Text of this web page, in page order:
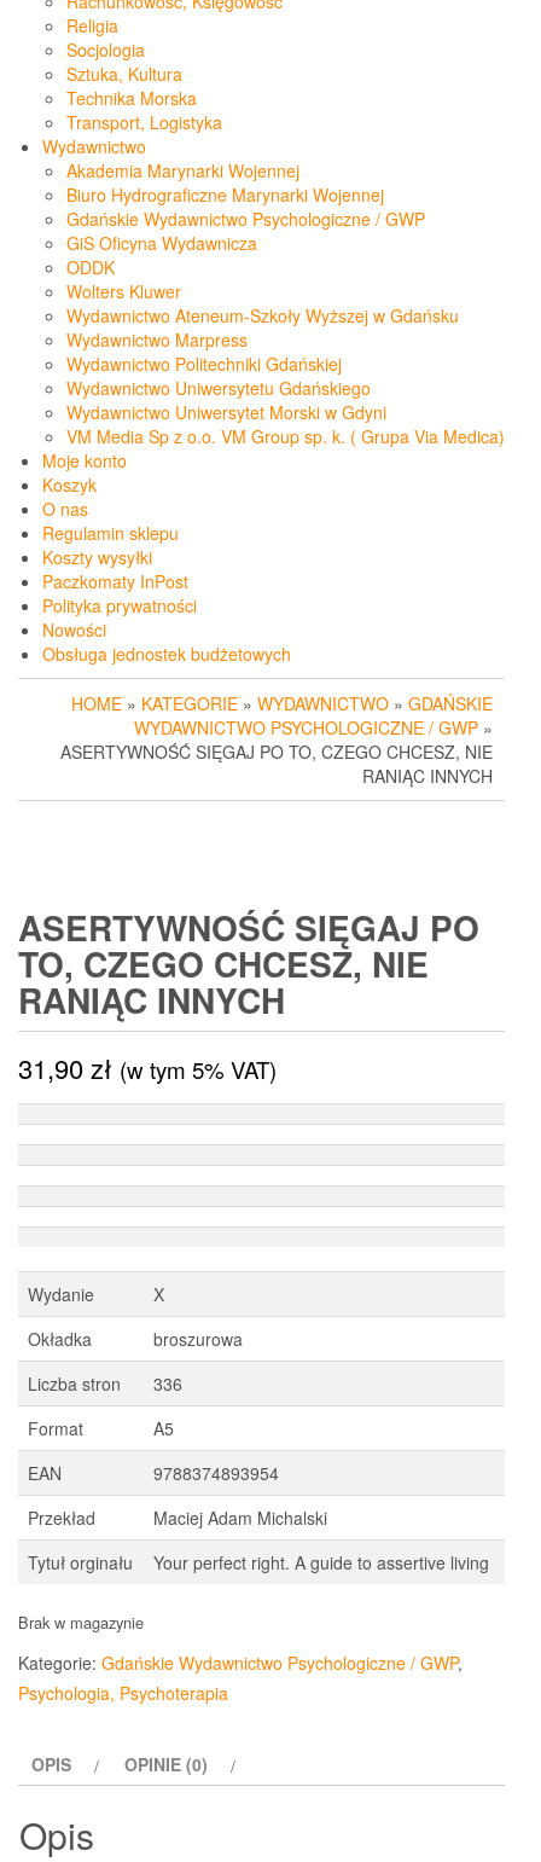
Religia
Socjologia
Sztuka, Kultura
Technika Morska
Transport, Logistyka
Wydawnictwo
Akademia Marynarki Wojennej
Biuro Hydrograficzne Marynarki Wojennej
Gdańskie Wydawnictwo Psychologiczne / GWP
GiS Oficyna Wydawnicza
ODDK
Wolters Kluwer
Wydawnictwo Ateneum-Szkoły Wyższej w Gdańsku
Wydawnictwo Marpress
Wydawnictwo Politechniki Gdańskiej
Wydawnictwo Uniwersytetu Gdańskiego
Wydawnictwo Uniwersytet Morski w Gdyni
VM Media Sp z o.o. VM Group sp. k. ( Grupa Via Medica)
Moje konto
Koszyk
O nas
Regulamin sklepu
Koszty wysyłki
Paczkomaty InPost
Polityka prywatności
Nowości
Obsługa jednostek budżetowych
HOME » KATEGORIE » WYDAWNICTWO » GDAŃSKIE
WYDAWNICTWO PSYCHOLOGICZNE / GWP »
ASERTYWNOŚĆ SIĘGAJ PO TO, CZEGO CHCESZ, NIE
RANIĄC INNYCH
ASERTYWNOŚĆ SIĘGAJ PO
TO, CZEGO CHCESZ, NIE
RANIĄC INNYCH
31,90zł (w tym 5% VAT)
Wydanie
X
Okładka
broszurowa
Liczba stron
336
Format
A5
EAN
9788374893954
Przekład
Maciej Adam Michalski
Tytuł orginału
Your perfect right. A guide to assertive living
Brak w magazynie
Kategorie: Gdańskie Wydawnictwo Psychologiczne / GWP,
Psychologia, Psychoterapia
OPIS OPINIE (0)
Opis